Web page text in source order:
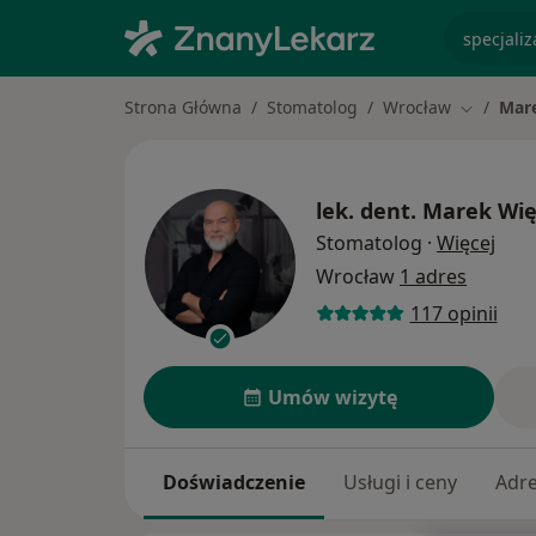
Strona Główna Stomatolog Wrocław Zmień
lek. dent. Marek
Stomatolog · Więcej
Wrocław 1 adres
117 opinii
Umów wizytę
Doświadczenie Usługi i ceny